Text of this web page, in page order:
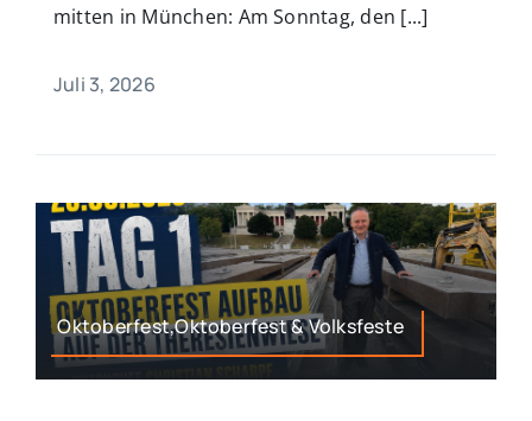
mitten in München: Am Sonntag, den [...]
Juli 3, 2026
Oktoberfest,Oktoberfest & Volksfeste